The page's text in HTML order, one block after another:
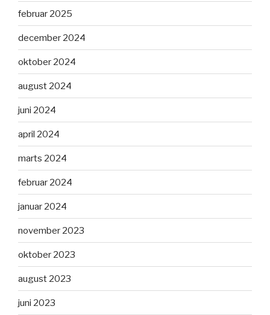
februar 2025
december 2024
oktober 2024
august 2024
juni 2024
april 2024
marts 2024
februar 2024
januar 2024
november 2023
oktober 2023
august 2023
juni 2023